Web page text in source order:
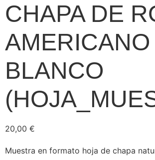
CHAPA DE
AMERICANO
BLANCO
20,00 €
Muestra en formato hoja de chapa